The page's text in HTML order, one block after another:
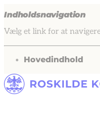
Indholdsnavigation
Vælg et link for at
gå til
Hovedindhold